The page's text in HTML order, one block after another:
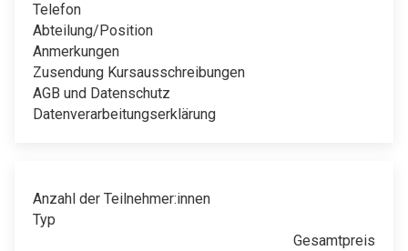
Telefon
Abteilung/Position
Anmerkungen
Zusendung Kursausschreibungen
AGB und Datenschutz
Datenverarbeitungserklärung
Anzahl der Teilnehmer:innen
Typ
Gesamtpreis